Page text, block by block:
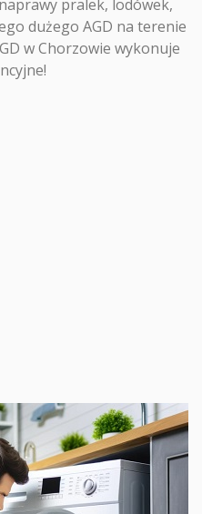
pralek, lodówek,
dużego AGD na terenie
w Chorzowie wykonuje